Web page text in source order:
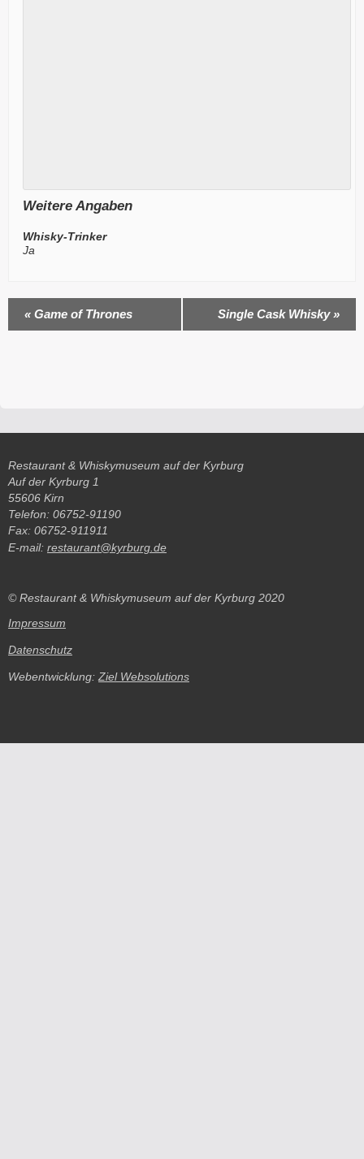
Weitere Angaben
Whisky-Trinker
Ja
Veranstaltung
« Game of Thrones Single Cask Whisky»
Restaurant & Whiskymuseum auf der Kyrburg
Auf der Kyrburg 1
55606 Kirn
Telefon: 06752-91190
Fax: 06752-911911
E-mail: restaurant@kyrburg.de
© Restaurant & Whiskymuseum auf der Kyrburg 2020
Impressum
Datenschutz
Webentwicklung:Ziel Websolutions